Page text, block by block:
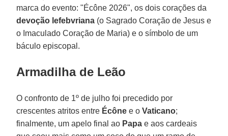
marca do evento: "Écône 2026", os dois corações da
devoção lefebvriana (o Sagrado Coração de Jesus e
o Imaculado Coração de Maria) e o símbolo de um
báculo episcopal.
Armadilha de Leão
O confronto de 1º de julho foi precedido por
crescentes atritos entre Écône e oVaticano;
finalmente, um apelo final ao Papa e aos cardeais